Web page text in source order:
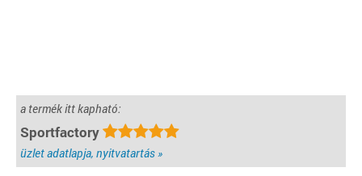
a termék itt kapható:
Sportfactory
üzlet adatlapja, nyitvatartás »